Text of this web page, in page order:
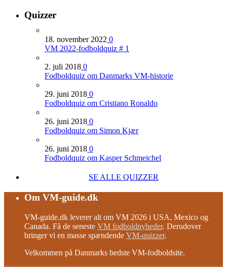
Quizzer
18. november 2022 0
VM 2022-fodboldquiz # 1
2. juli 2018 0
Fodboldquiz om Danmarks VM-historie
29. juni 2018 0
Fodboldquiz om Cristiano Ronaldo
26. juni 2018 0
Fodboldquiz om Simon Kjær
26. juni 2018 0
Fodboldquiz om Kasper Schmeichel
SE ALLE QUIZZER
Om VM-guide.dk
VM-guide.dk leverer alt om VM 2026 i USA, Mexico og
Canada. Få de seneste VM fodboldnyheder. Derudover
bringer vi en masse spændende VM-quizzer.
Velkommen på Danmarks bedste VM-fodboldsite.